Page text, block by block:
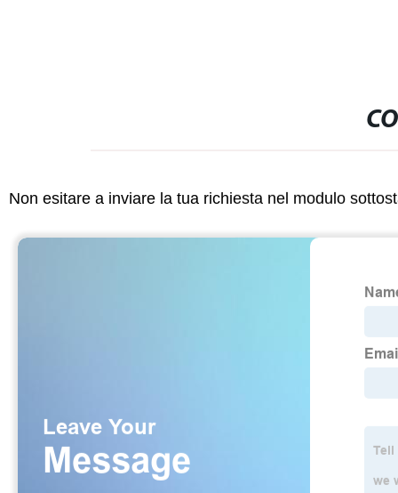
Non esitare a inviare la tua richiesta nel modulo